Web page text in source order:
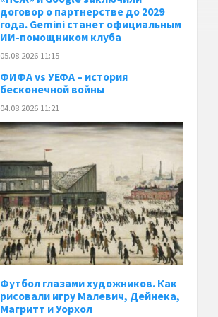
договор о партнерстве до 2029
года. Gemini станет официальным
ИИ-помощником клуба
05.08.2026 11:15
ФИФА vs УЕФА – история
бесконечной войны
04.08.2026 11:21
Футбол глазами художников. Как
рисовали игру Малевич, Дейнека,
Магритт и Уорхол